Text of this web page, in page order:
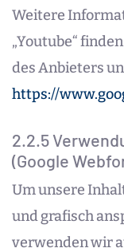
Weitere
„Youtube“
des Anbieters
https://
2.2.5
(Google
Um unsere
und grafisch
verwenden wir